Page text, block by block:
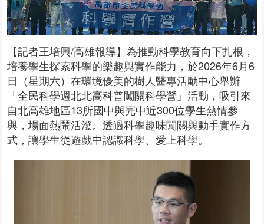
【記者王培興/高雄報導】為推動科學教育向下扎根，
培養學生探索科學的樂趣與實作能力，於2026年6月6
日（星期六）在環境優美的樹人醫專活動中心舉辦
「全民科學週北北高科普闖關科學營」活動，吸引來
自北高雄地區13所國中與完中近300位學生熱情參
與，場面熱鬧活潑。透過科學趣味闖關與動手實作方
式，讓學生從遊戲中認識科學、愛上科學。